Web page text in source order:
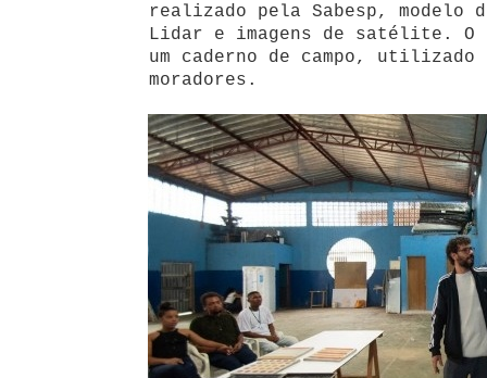
realizado pela Sabesp,
Lidar e imagens de satélite.
um caderno de campo, utilizado
moradores.